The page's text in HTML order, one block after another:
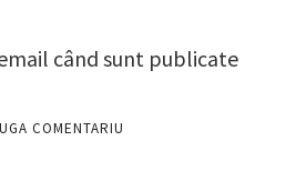
când sunt publicate